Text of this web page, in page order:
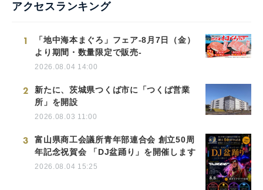
アクセスランキング
1
「地中海本まぐろ」フェア-8月7日（金）
より期間・数量限定で販売-
2026.08.04 14:00
2
新たに、茨城県つくば市に「つくば営業
所」を開設
2026.08.03 11:00
3
富山県商工会議所青年部連合会 創立50周
年記念祝賀会 「DJ盆踊り」を開催します
2026.08.04 15:25